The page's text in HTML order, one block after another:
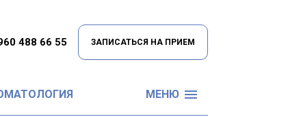
488 66 55 ЗАПИСАТЬСЯ НА ПРИЕМ
МЕНЮ